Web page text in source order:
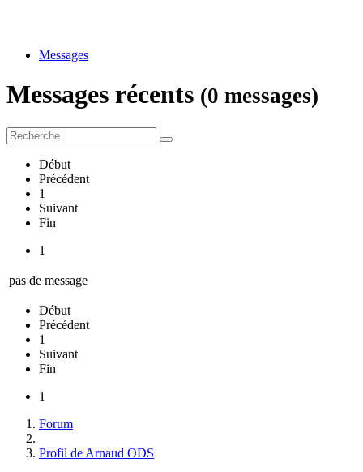
Messages
Messages récents (0 messages)
Début
Précédent
1
Suivant
Fin
1
pas de message
Début
Précédent
1
Suivant
Fin
1
Forum
Profil de Arnaud ODS